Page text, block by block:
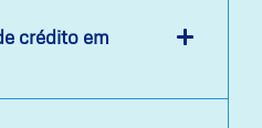
crédito em